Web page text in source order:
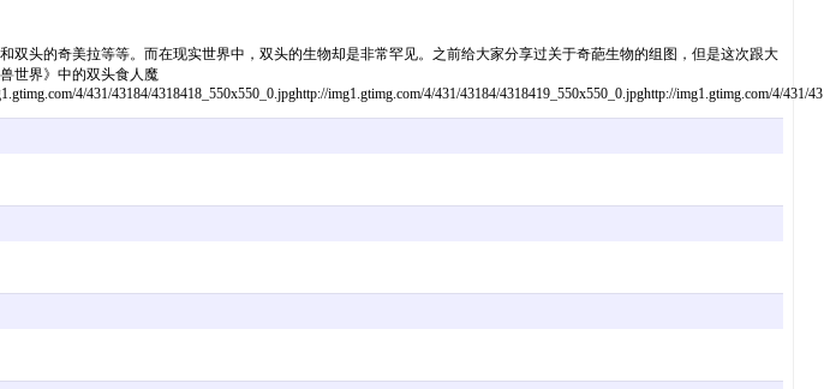
头的奇美拉等等。而在现实世界中，双头的生物却是非常罕见。之前给大家分享过关于奇葩生物的组图，但是这次跟大
兽世界》中的双头食人魔
4/431/43184/4318418_550x550_0.jpghttp://img1.gtimg.com/4/431/43184/4318419_550x550_0.jpghttp://img1.gtimg.com/4/